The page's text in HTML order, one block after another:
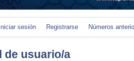
Iniciar sesión Registrarse Números
de usuario/a